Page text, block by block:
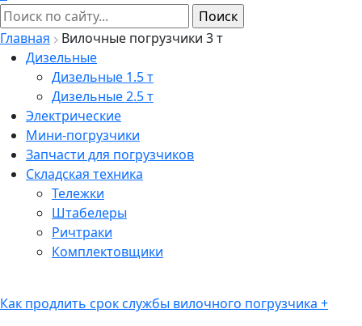
Главная
Вилочные погрузчики 3 т
Дизельные
Дизельные 1.5 т
Дизельные 2.5 т
Электрические
Мини-погрузчики
Запчасти для погрузчиков
Складская техника
Тележки
Штабелеры
Ричтраки
Комплектовщики
Как продлить срок службы вилочного погрузчика +